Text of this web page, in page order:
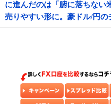
に進んだのは「腑に落ちない
売りやすい形に。豪ドル/円